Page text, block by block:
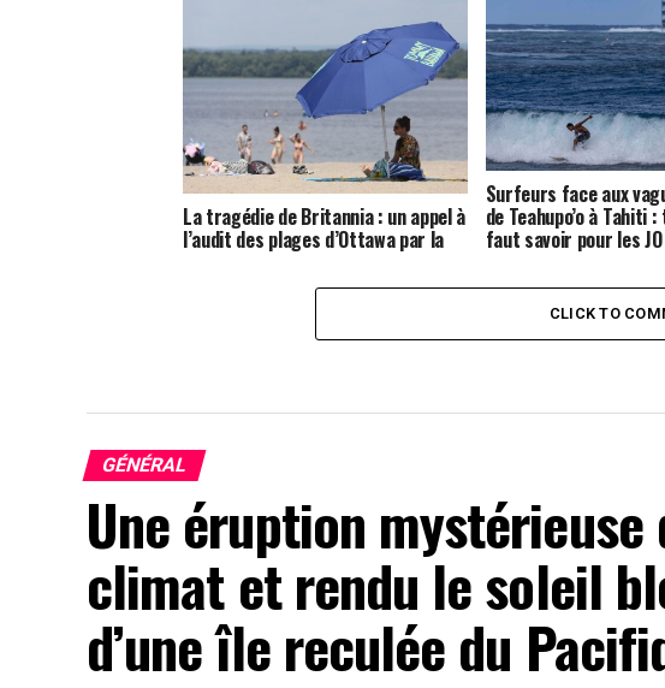
Ce Look Beauté Évoquera l’Élégance
Culturelle de Votre Trad Igbo
La tragédie de Britannia : un appel à
l’audit des plages d’Ottawa par la
Surfeurs face aux
de Teahupo’o à Tahiti
faut savoir pour les
CLICK TO
GÉNÉRAL
Une éruption
climat et rendu le soleil
d’une île reculée du